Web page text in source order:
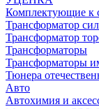
Комплектующие к
Трансформатор
Трансформатор
Трансформаторы
Трансформаторы
Тюнера
Авто
Автохимия и